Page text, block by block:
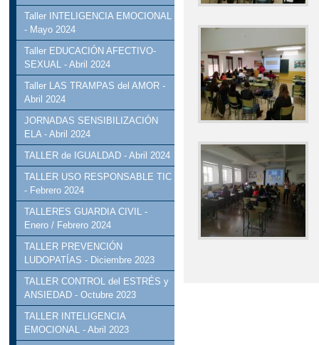
Taller INTELIGENCIA EMOCIONAL
- Mayo 2024
Taller EDUCACIÓN AFECTIVO-
SEXUAL - Abril 2024
Taller LAS TRAMPAS del AMOR -
Abril 2024
JORNADAS SENSIBILIZACIÓN
ELA - Abril 2024
TALLER de IGUALDAD - Abril 2024
TALLER USO RESPONSABLE TIC
- Febrero 2024
TALLERES GUARDIA CIVIL -
Enero / Febrero 2024
TALLER PREVENCIÓN
LUDOPATÍAS - Diciembre 2023
TALLER CONTROL del ESTRÉS y
ANSIEDAD - Octubre 2023
TALLER INTELIGENCIA
EMOCIONAL - Abril 2023